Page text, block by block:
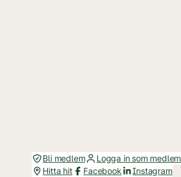
Bli medlem Logga in som medlem
Hitta hit
Facebook Instagram